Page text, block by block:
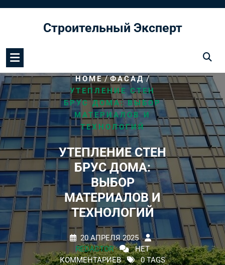
содержимомуСтроительный Эксперт
HOME/ФАСАД/
УТЕПЛЕНИЕ СТЕН
БРУС ДОМА: ВЫБОР
МАТЕРИАЛОВ И
ТЕХНОЛОГИЙ
УТЕПЛЕНИЕ СТЕН
БРУС ДОМА:
ВЫБОР
МАТЕРИАЛОВ И
ТЕХНОЛОГИЙ
20 АПРЕЛЯ 2025
REDACTOR
НЕТ
КОММЕНТАРИЕВ
0 TAGS